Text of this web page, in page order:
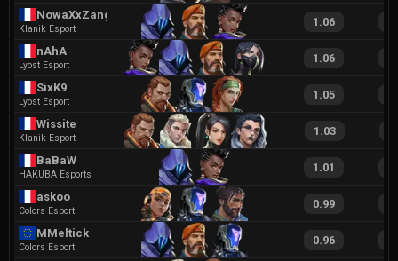
NowaXxZang
Klanik Esport
1.06
nAhA
Lyost Esport
1.06
SixK9
Lyost Esport
1.05
Wissite
Klanik Esport
1.03
BaBaW
HAKUBA Esports
1.01
askoo
Colors Esport
0.99
MMeltick
Colors Esport
0.96